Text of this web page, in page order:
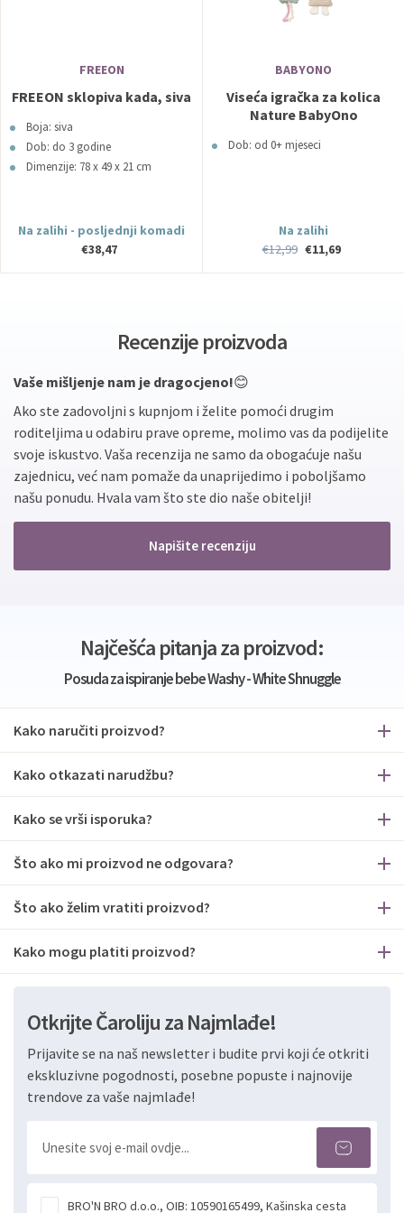
FREEON
FREEON sklopiva kada, siva
Boja: siva
Dob: do 3 godine
Dimenzije: 78 x 49 x 21 cm
Na zalihi - posljednji komadi
€38,47
BABYONO
Viseća igračka za kolica
Nature BabyOno
Dob: od 0+ mjeseci
Na zalihi
€12,99 €11,69
Recenzije proizvoda
Vaše mišljenje nam je dragocjeno!😊
Ako ste zadovoljni s kupnjom i želite pomoći drugim
roditeljima u odabiru prave opreme, molimo vas da podijelite
svoje iskustvo. Vaša recenzija ne samo da obogaćuje našu
zajednicu, već nam pomaže da unaprijedimo i poboljšamo
našu ponudu. Hvala vam što ste dio naše obitelji!
Napišite recenziju
Najčešća pitanja za proizvod:
Posuda za ispiranje bebe Washy - White Shnuggle
Kako naručiti proizvod?
Kako otkazati narudžbu?
Kako se vrši isporuka?
Što ako mi proizvod ne odgovara?
Što ako želim vratiti proizvod?
Kako mogu platiti proizvod?
Otkrijte Čaroliju za Najmlađe!
Prijavite se na naš newsletter i budite prvi koji će otkriti
ekskluzivne pogodnosti, posebne popuste i najnovije
trendove za vaše najmlađe!
BRO'N BRO d.o.o., OIB: 10590165499, Kašinska cesta